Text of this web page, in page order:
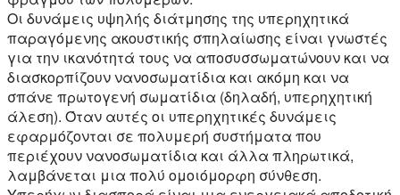
Οι δυνάμεις υψηλής διάτμησης της υπερηχητικά
παραγόμενης ακουστικής σπηλαίωσης είναι γνωστές
για την ικανότητά τους να αποσυσσωματώνουν και να
διασκορπίζουν νανοσωματίδια και ακόμη και να
σπάνε πρωτογενή σωματίδια (δηλαδή, υπερηχητική
άλεση). Όταν αυτές οι υπερηχητικές δυνάμεις
εφαρμόζονται σε πολυμερή συστήματα που
περιέχουν νανοσωματίδια και άλλα πληρωτικά,
λαμβάνεται μια πολύ ομοιόμορφη σύνθεση.